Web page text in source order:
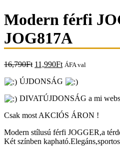
Modern férfi
JOG817A
16,790Ft 11,990Ft ÁFA val
ÚJDONSÁG
DIVATÚJDONSÁG a mi
Csak most AKCIÓS ÁRON !
Modern stílusú férfi JOGGER,a
Két színben